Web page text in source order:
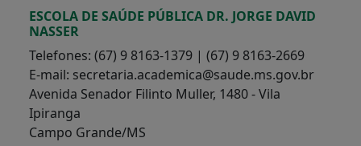
ESCOLA DE SAÚDE PÚBLICA DR. JORGE DAVID
NASSER
Telefones: (67) 9 8163-1379 | (67) 9 8163-2669
E-mail: secretaria.academica@saude.ms.gov.br
Avenida Senador Filinto Muller, 1480 - Vila
Ipiranga
Campo Grande/MS